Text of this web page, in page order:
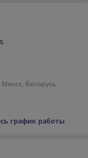
Минск, Беларусь
график работы